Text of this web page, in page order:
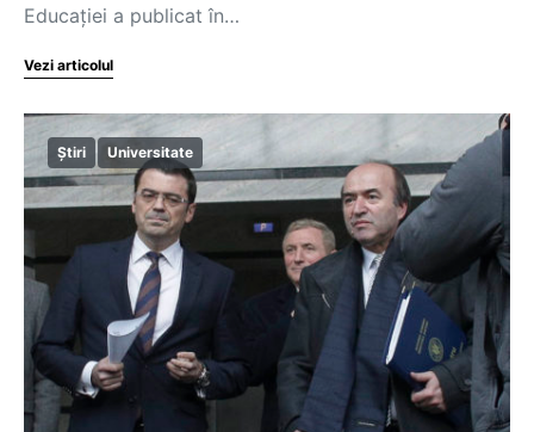
Educației a publicat în…
Vezi articolul
Știri Universitate